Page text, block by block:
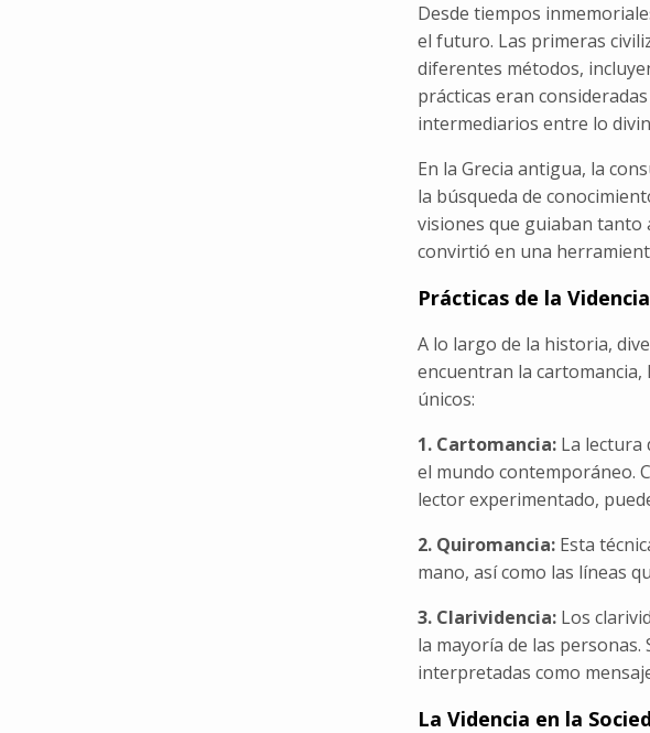
Desde tiempos
el futuro. Las primeras
diferentes métodos,
prácticas eran
intermediarios entre lo
En la Grecia antigua, la
la búsqueda de
visiones que guiaban tanto
convirtió en una
Prácticas de la Videncia
A lo largo de la historia,
encuentran la cartomancia,
únicos:
1. Cartomancia: La lectura
el mundo contemporáneo.
lector experimentado,
2. Quiromancia: Esta
mano, así como las líneas
3. Clarividencia: Los
la mayoría de las
interpretadas como
La Videncia en la